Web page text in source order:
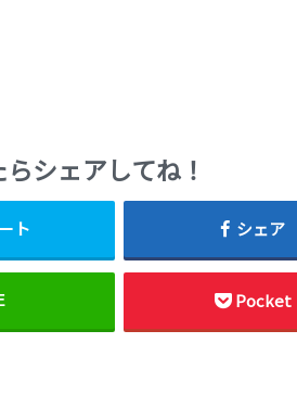
シェアしてね！
ト シェア
Pocket